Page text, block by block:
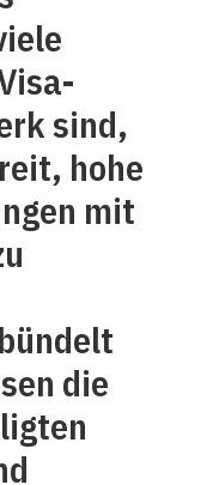
sind,
hohe
mit
die